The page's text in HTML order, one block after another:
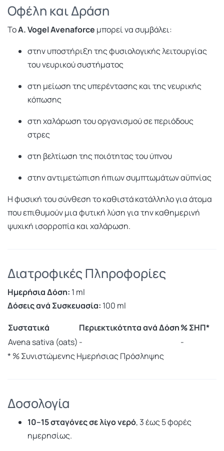
Οφέλη και Δράση
ΤοA. Vogel Avenaforce μπορεί να συμβάλει:
στην υποστήριξη της φυσιολογικής λειτουργίας
του νευρικού συστήματος
στη μείωση της υπερέντασης και της νευρικής
κόπωσης
στη χαλάρωση του οργανισμού σε περιόδους
στρες
στη βελτίωση της ποιότητας του ύπνου
στην αντιμετώπιση ήπιων συμπτωμάτων αϋπνίας
Η φυσική του σύνθεση το καθιστά κατάλληλο για άτομα
που επιθυμούν μια φυτική λύση για την καθημερινή
ψυχική ισορροπία και χαλάρωση.
Διατροφικές Πληροφορίες
Ημερήσια Δόση: 1 ml
Δόσεις ανά Συσκευασία: 100 ml
Συστατικά
Περιεκτικότητα ανά Δόση% ΣΗΠ*
Avena sativa (oats) -
-
* % Συνιστώμενης Ημερήσιας Πρόσληψης
Δοσολογία
10–15 σταγόνες σε λίγο νερό, 3 έως 5 φορές
ημερησίως.